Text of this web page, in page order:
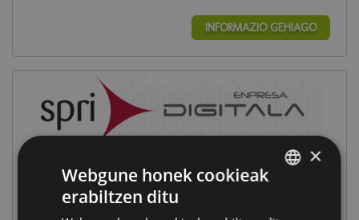
INFORMAZIO GEHIAGO
Laster proposamen berriekin itzuliko gara
×
Webgune honek cookieak
erabiltzen ditu